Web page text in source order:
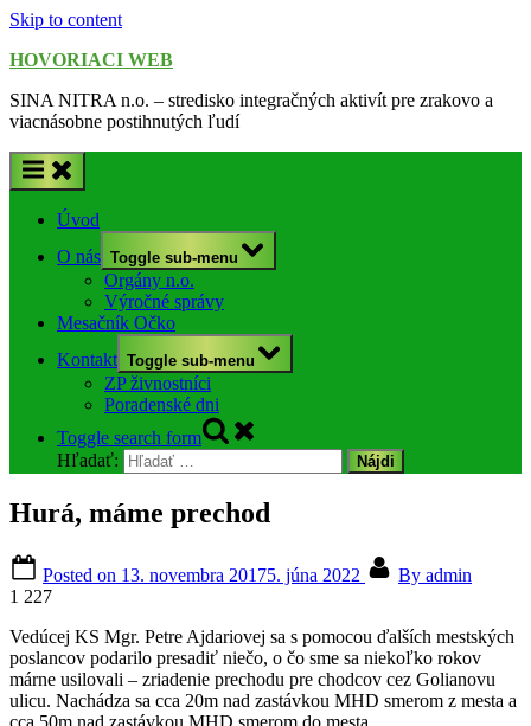
Skip to content
HOVORIACI WEB
SINA NITRA n.o. – stredisko integračných aktivít pre zrakovo a
viacnásobne postihnutých ľudí
Úvod
O nás Toggle sub-menu
Orgány n.o.
Výročné správy
Mesačník Očko
Kontakt Toggle sub-menu
ZP živnostníci
Poradenské dni
Toggle search form
Hľadať:
Hurá, máme prechod
Posted on 13. novembra 20175. júna 2022 By admin
1 227
Vedúcej KS Mgr. Petre Ajdariovej sa s pomocou ďalších mestských
poslancov podarilo presadiť niečo, o čo sme sa niekoľko rokov
márne usilovali – zriadenie prechodu pre chodcov cez Golianovu
ulicu. Nachádza sa cca 20m nad zastávkou MHD smerom z mesta a
cca 50m nad zastávkou MHD smerom do mesta.